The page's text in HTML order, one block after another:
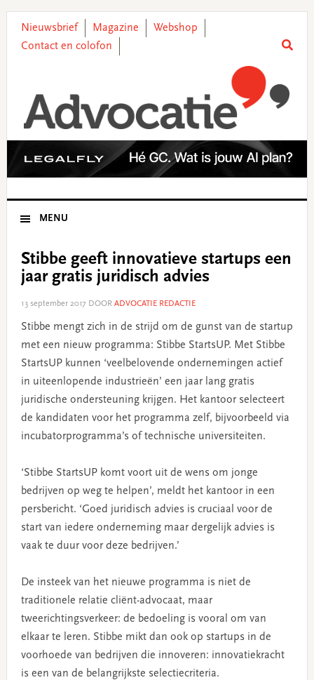
primary
main
primary
footer
Nieuwsbrief Magazine
Webshop
Contact en colofon
MENU
Stibbe geeft innovatieve startups een
jaar gratis juridisch advies
13 september 2017 DOOR ADVOCATIE REDACTIE
Stibbe mengt zich in de strijd om de gunst van de startup
met een nieuw programma: Stibbe StartsUP. Met Stibbe
StartsUP kunnen ‘veelbelovende ondernemingen actief
in uiteenlopende industrieën’ een jaar lang gratis
juridische ondersteuning krijgen. Het kantoor selecteert
de kandidaten voor het programma zelf, bijvoorbeeld via
incubatorprogramma’s of technische universiteiten.
‘Stibbe StartsUP komt voort uit de wens om jonge
bedrijven op weg te helpen’, meldt het kantoor in een
persbericht. ‘Goed juridisch advies is cruciaal voor de
start van iedere onderneming maar dergelijk advies is
vaak te duur voor deze bedrijven.’
De insteek van het nieuwe programma is niet de
traditionele relatie cliënt-advocaat, maar
tweerichtingsverkeer: de bedoeling is vooral om van
elkaar te leren. Stibbe mikt dan ook op startups in de
voorhoede van bedrijven die innoveren: innovatiekracht
is een van de belangrijkste selectiecriteria.